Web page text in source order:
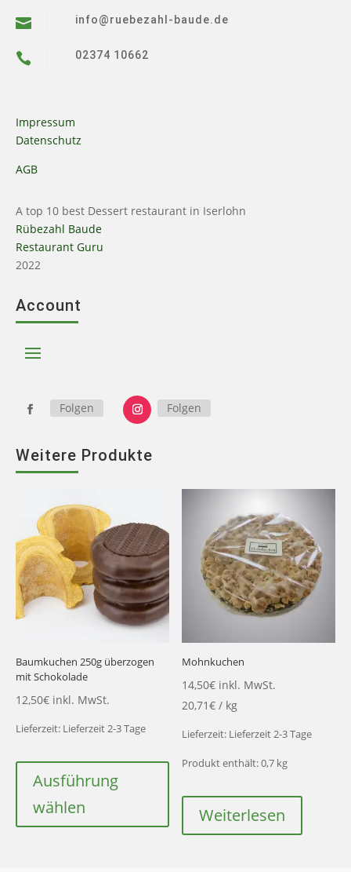
 info@ruebezahl-baude.de
 02374 10662
Impressum
Datenschutz
AGB
A top 10 best Dessert restaurant in Iserlohn
Rübezahl Baude
Restaurant Guru
2022
Account
Folgen Folgen
Weitere Produkte
Baumkuchen 250g überzogen
mit Schokolade
12,50€ inkl. MwSt.
Lieferzeit: Lieferzeit 2-3 Tage
Ausführung
wählen
weist
mehrere
Varianten
Mohnkuchen
14,50€ inkl. MwSt.
20,71€ / kg
Lieferzeit: Lieferzeit 2-3 Tage
Produkt enthält: 0,7 kg
Weiterlesen